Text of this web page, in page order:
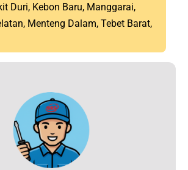
Duri, Kebon Baru, Manggarai,
Menteng Dalam, Tebet Barat,